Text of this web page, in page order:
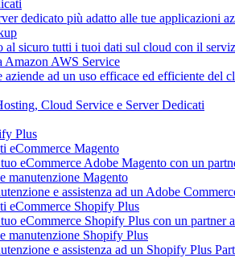
dedicato più adatto alle tue applicazioni
al sicuro tutti i tuoi dati sul cloud con il
Amazon AWS Service
aziende ad un uso efficace ed efficiente del
Cloud Service e Server Dedicati
Plus
eCommerce Magento
eCommerce Adobe Magento con un
manutenzione Magento
e assistenza ad un Adobe
eCommerce Shopify Plus
eCommerce Shopify Plus con un partner
manutenzione Shopify Plus
e assistenza ad un Shopify Plus